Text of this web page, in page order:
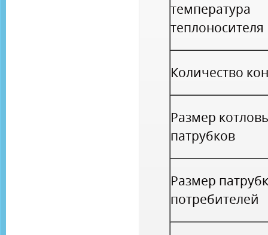
температура
теплоносителя
Количество
Размер
патрубков
Размер
потребителей